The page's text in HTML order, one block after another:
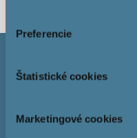
Preferencie
Štatistické cookies
Marketingové cookies